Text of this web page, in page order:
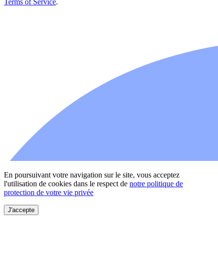
En poursuivant votre navigation sur le site, vous acceptez
l'utilisation de cookies dans le respect de notre politique de
protection de votre vie privée
J'accepte